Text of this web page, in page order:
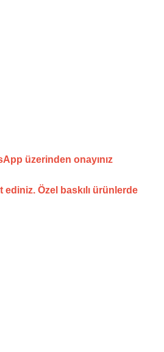
üzerinden onayınız
Özel baskılı ürünlerde